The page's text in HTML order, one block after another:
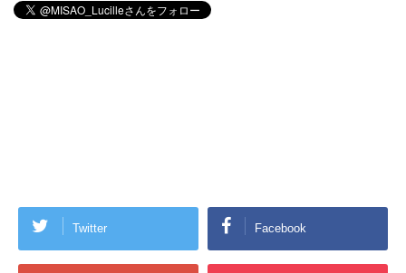
Twitter Facebook